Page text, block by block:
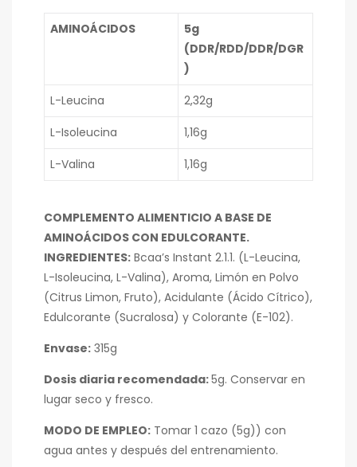
AMINOÁCIDOS
5g
(DDR/RDD/DDR/DGR
)
L-Leucina
2,32g
L-Isoleucina
1,16g
L-Valina
1,16g
COMPLEMENTO ALIMENTICIO A BASE DE
AMINOÁCIDOS CON EDULCORANTE.
INGREDIENTES: Bcaa’s Instant 2.1.1. (L-Leucina,
L-Isoleucina, L-Valina), Aroma, Limón en Polvo
(Citrus Limon, Fruto), Acidulante (Ácido Cítrico),
Edulcorante (Sucralosa) y Colorante (E-102).
Envase: 315g
Dosis diaria recomendada:5g. Conservar en
lugar seco y fresco.
MODO DE EMPLEO: Tomar 1 cazo (5g)) con
agua antes y después del entrenamiento.